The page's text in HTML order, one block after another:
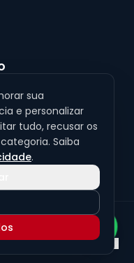
491, Sala 4
· 80040-060
89
Preferências de cookies
sua
e personalizar
tudo, recusar os
Saiba
.